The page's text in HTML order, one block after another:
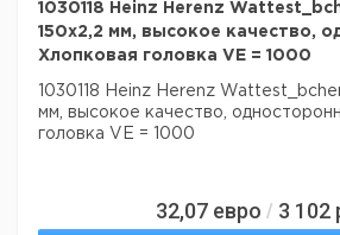
1030118 Heinz Herenz
150x2,2 мм, высокое качество,
Хлопковая головка VE = 1000
1030118 Heinz Herenz
мм, высокое качество,
головка VE = 1000
32,07 евро / 3 102